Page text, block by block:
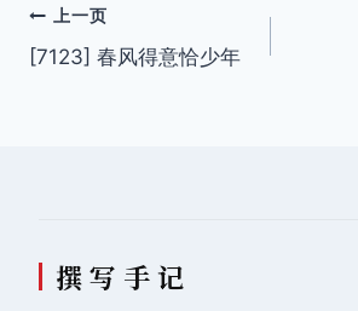
文
章
上一页
[7123] 春风得意恰少年
撰 写 手 记